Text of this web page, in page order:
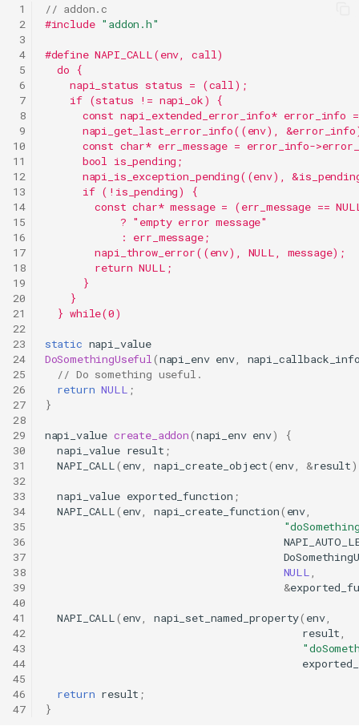
1
2
3
4
5
6
7
8
9
10
11
12
13
14
15
16
17
18
19
20
21
22
23
24
25
26
27
28
29
30
31
32
33
34
35
36
37
38
39
40
41
42
43
44
45
46
47
// addon.c
#include "addon.h"
#define NAPI_CALL(env, call)
do {
napi_status status = (call);
if (status != napi_ok) {
const napi_extended_error_info* error_info
napi_get_last_error_info((env),
const char* err_message = error_info-
bool is_pending;
napi_is_exception_pending((env),
if (!is_pending) {
const char* message = (err_message ==
? "empty error message"
: err_message;
napi_throw_error((env), NULL, message);
return NULL;
}
}
  } while(0)
static napi_value
DoSomethingUseful(napi_env env,
// Do something useful.
return NULL ;
}
napi_value create_addon(napi_env env)
{
napi_value result ;
NAPI_CALL( env, napi_create_object( env, &result
napi_value exported_function ;
NAPI_CALL( env, napi_create_function( env,
NULL,
&
NAPI_CALL( env, napi_set_named_property( env,
result,
return result ;
}